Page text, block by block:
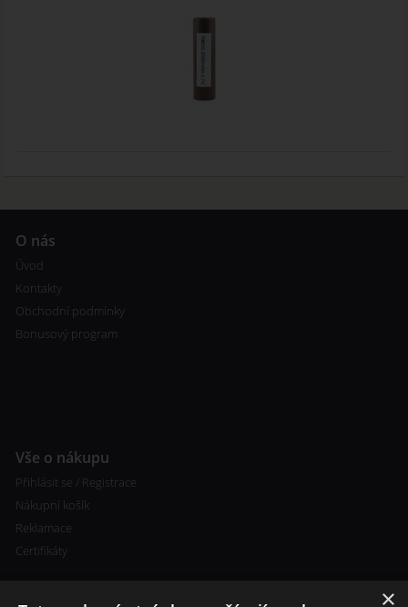
O nás
Úvod
Kontakty
Obchodní podmínky
Bonusový program
Vše o nákupu
Přihlásit se / Registrace
Nákupní košík
Reklamace
Certifikáty
×